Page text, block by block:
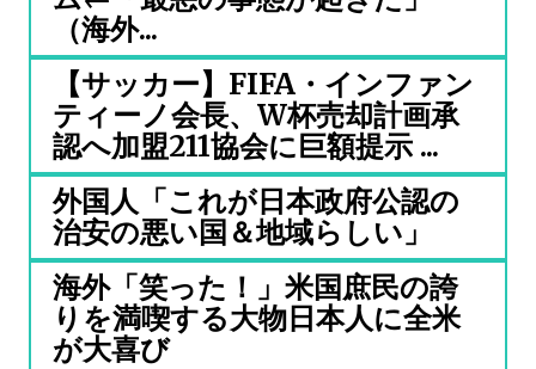
（海外...
【サッカー】FIFA・インファン
ティーノ会長、W杯売却計画承
認へ加盟211協会に巨額提示 ...
外国人「これが日本政府公認の
治安の悪い国＆地域らしい」
海外「笑った！」米国庶民の誇
りを満喫する大物日本人に全米
が大喜び